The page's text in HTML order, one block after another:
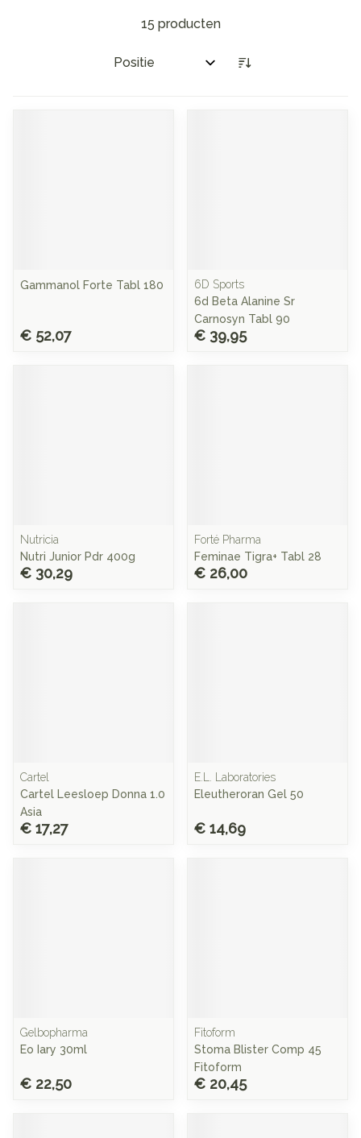
15 producten
Sorteer op:
Gammanol Forte Tabl 180
€ 52,07
6D Sports
6d Beta Alanine Sr
Carnosyn Tabl 90
€ 39,95
Nutricia
Nutri Junior Pdr 400g
€ 30,29
Forté Pharma
Feminae Tigra+ Tabl 28
€ 26,00
Cartel
Cartel Leesloep Donna 1.0
Asia
€ 17,27
E.L. Laboratories
Eleutheroran Gel 50
€ 14,69
Gelbopharma
Eo Iary 30ml
€ 22,50
Fitoform
Stoma Blister Comp 45
Fitoform
€ 20,45